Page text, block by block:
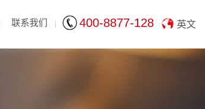
联系我们 400-8877-128 英文